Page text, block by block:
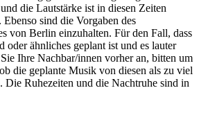
die Lautstärke ist in diesen Zeiten
Ebenso sind die Vorgaben des
von Berlin einzuhalten. Für den Fall, dass
oder ähnliches geplant ist und es lauter
Ihre Nachbar/innen vorher an, bitten um
die geplante Musik von diesen als zu viel
Die Ruhezeiten und die Nachtruhe sind in